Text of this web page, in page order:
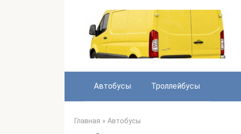
Автобусы Троллейбусы
Главная » Автобусы